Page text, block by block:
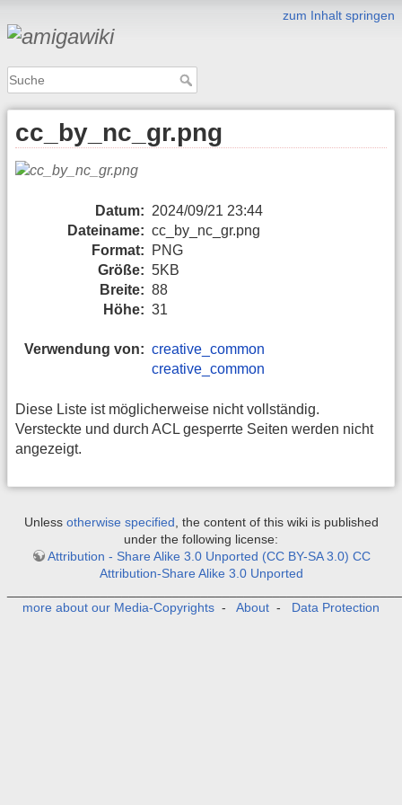
zum Inhalt springen
cc_by_nc_gr.png
Datum: 2024/09/21 23:44
Dateiname: cc_by_nc_gr.png
Format:
PNG
Größe: 5KB
Breite: 88
Höhe: 31
Verwendung von: creative_common
creative_common
Diese Liste ist möglicherweise nicht vollständig.
Versteckte und durch ACL gesperrte Seiten werden nicht
angezeigt.
Unless otherwise specified, the content of this wiki is published
under the following license:
Attribution - Share Alike 3.0 Unported (CC BY-SA 3.0) CC
Attribution-Share Alike 3.0 Unported
more about our Media-Copyrights - About - Data Protection